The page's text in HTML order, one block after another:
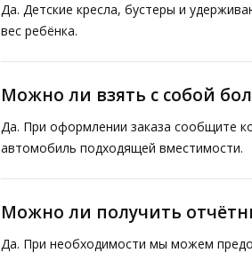
Да. Детские кресла, бустеры и
вес ребёнка.
Можно ли взять с собой
Да. При оформлении заказа сообщите
автомобиль подходящей вместимости.
Можно ли получить
Да. При необходимости мы можем